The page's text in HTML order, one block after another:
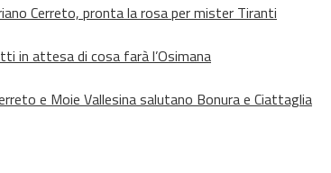
Cerreto, pronta la rosa per mister Tiranti
in attesa di cosa farà l’Osimana
e Moie Vallesina salutano Bonura e Ciattaglia